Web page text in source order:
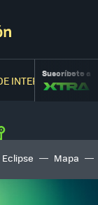
INTERNETSuscríbete a
Eclipse Mapa